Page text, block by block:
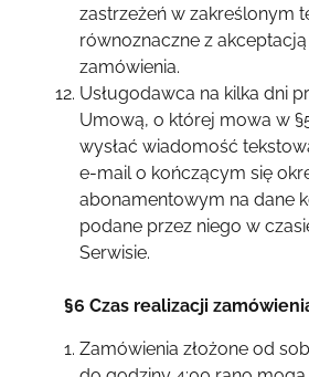
zastrzeżeń w zakreślonym
równoznaczne z
zamówienia.
Usługodawca na kilka dni
Umową, o której mowa w
wysłać wiadomość
e-mail o kończącym się
abonamentowym na dane
podane przez niego w
Serwisie.
§6 Czas realizacji
Zamówienia złożone od